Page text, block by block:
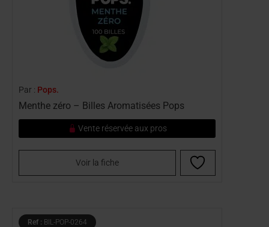
Par : Pops.
Menthe zéro – Billes Aromatisées Pops
Vente réservée aux pros
Voir la fiche
Ref : BIL-POP-0264